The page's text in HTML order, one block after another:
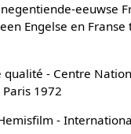
eeuwse
Engelse en
- Centre
1972
-